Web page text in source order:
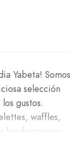
Yabeta! Somos
selección
gustos.
waffles,